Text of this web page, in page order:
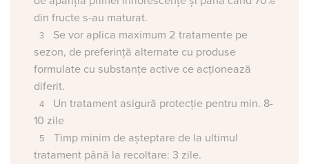
din fructe s-au maturat.
Se vor aplica maximum 2 tratamente pe
sezon, de preferință alternate cu produse
formulate cu substanțe active ce acționează
diferit.
Un tratament asigură protecție pentru min. 8-
10 zile
Timp minim de așteptare de la ultimul
tratament până la recoltare: 3 zile.